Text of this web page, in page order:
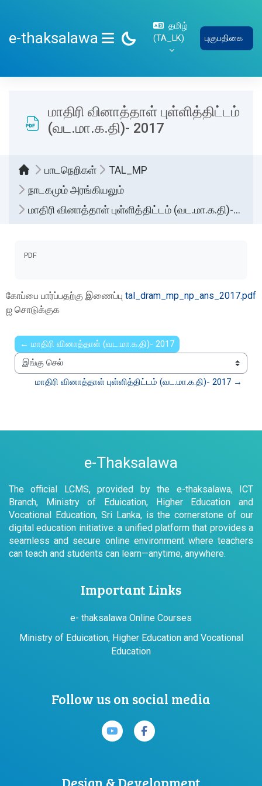
e-thaksalawa
SIDE PANEL
தமிழ்
‎(TA_LK)‎
புகுபதிகை
மாதிரி வினாத்தாள் புள்ளித்திட்டம்
(வட.மா.க.தி)- 2017
பாடநெறிகள்
TAL_MP
நாடகமும் அரங்கியலும்
மாதிரி வினாத்தாள் புள்ளித்திட்டம் (வட.மா.க.தி)- 2017
PDF
கோப்பை பார்ப்பதற்கு இணைப்பு tal_dram_mp_np_ans_2017.pdf
ஐ சொடுக்குக
← மாதிரி வினாத்தாள் (வட.மா.க.தி)- 2017
இங்கு செல்
மாதிரி வினாத்தாள் புள்ளித்திட்டம் (வட.மா.க.தி)- 2017 →
e-Thaksalawa
The official LCMS, provided by the e-thaksalawa, ICT
Branch, Ministry of Eduication, Higher Education and
Vocational Education, Sri Lanka, is the cornerstone of our
digital education initiative: a unified platform that provides a
seamless and secure online environment where teachers
can teach and students can learn—anytime, anywhere.
Important Links
e- thaksalawa Online Courses
Ministry of Eduication, Higher Education and Vocational
Education
Follow us on social media
Design & Development